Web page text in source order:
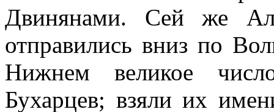
Двинянами. Сей же
отправились вниз по
Нижнем великое
Бухарцев; взяли их